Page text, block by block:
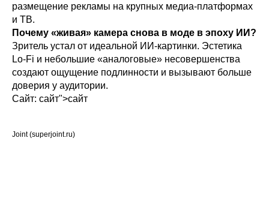
размещение рекламы на крупных медиа-платформах
и ТВ.
Почему «живая» камера снова в моде в эпоху ИИ?
Зритель устал от идеальной ИИ-картинки. Эстетика
Lo-Fi и небольшие «аналоговые» несовершенства
создают ощущение подлинности и вызывают больше
доверия у аудитории.
Сайт: сайт">сайт
Joint (superjoint.ru)